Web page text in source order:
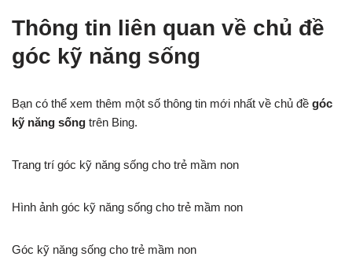
Thông tin liên quan về chủ đề
góc kỹ năng sống
Bạn có thể xem thêm một số thông tin mới nhất về chủ đề góc
kỹ năng sống trên Bing.
Trang trí góc kỹ năng sống cho trẻ mầm non
Hình ảnh góc kỹ năng sống cho trẻ mầm non
Góc kỹ năng sống cho trẻ mầm non